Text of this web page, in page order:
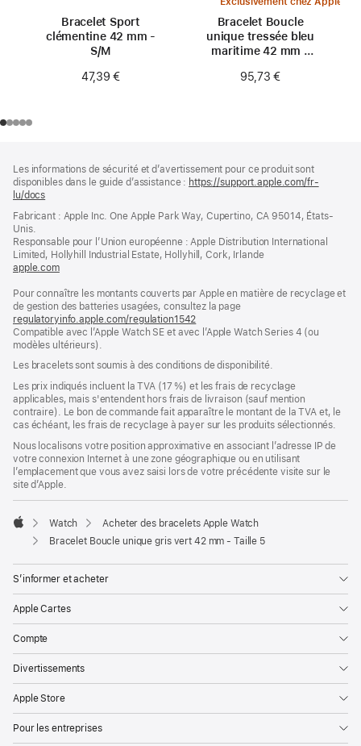
Bracelet Sport
clémentine 42 mm -
S/M
47,39 €
Bracelet Boucle
unique tressée bleu
maritime 42 mm -
95,73 €
de
page
de
bas
page
Les informations de sécurité et d’avertissement pour ce produit sont
disponibles dans le guide d’assistance : https://support.apple.com/fr-
lu/docs
une
fenêtre)
Fabricant : Apple Inc. One Apple Park Way, Cupertino, CA 95014, États-
Unis.
Responsable pour l’Union européenne : Apple Distribution International
Limited, Hollyhill Industrial Estate, Hollyhill, Cork, Irlande
apple.com(s’ouvre
une
nouvelle
fenêtre)
Pour connaître les montants couverts par Apple en matière de recyclage et
de gestion des batteries usagées, consultez la page
regulatoryinfo.apple.com/regulation1542
dans
nouvelle
fenêtre)
Compatible avec l’Apple Watch SE et avec l’Apple Watch Series 4 (ou
modèles ultérieurs).
Les bracelets sont soumis à des conditions de disponibilité.
Les prix indiqués incluent la TVA (17 %) et les frais de recyclage
applicables, mais s'entendent hors frais de livraison (sauf mention
contraire). Le bon de commande fait apparaître le montant de la TVA et, le
cas échéant, les frais de recyclage à payer sur les produits sélectionnés.
Nous localisons votre position approximative en associant l’adresse IP de
votre connexion Internet à une zone géographique ou en utilisant
l’emplacement que vous avez saisi lors de votre précédente visite sur le
site d’Apple.
Apple
Watch
Acheter des bracelets Apple Watch
Bracelet Boucle unique gris vert 42 mm - Taille 5
S’informer et acheter
Apple Cartes
Compte
Divertissements
Apple Store
Pour les entreprises